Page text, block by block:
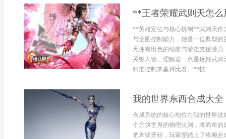
**王者荣耀武则天怎
**英雄定位与核心机制**武则天作
与全图控制能力，她是一位典型
天拥有出色的续航与游走支援潜
关键人物，理解这一点是玩好武
精准控制来赢得比赛。**技...
我的世界东西合成大
合成系统的核心地位在我的世界
个方块世界的物理法则，将简单
把木镐开始，玩家便踏上了依赖